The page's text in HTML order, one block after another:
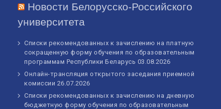
Новости Белорусско-Российского
университета
Списки рекомендованных к зачислению на платную
сокращенную форму обучения по образовательным
программам Республики Беларусь 03.08.2026
Онлайн-трансляция открытого заседания приемной
комиссии 26.07.2026
Списки рекомендованных к зачислению на дневную
бюджетную форму обучения по образовательным